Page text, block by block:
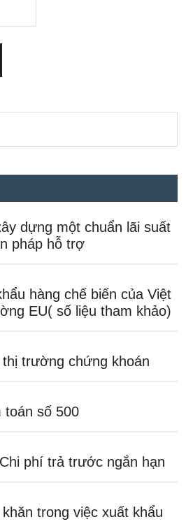
dựng một chuẩn lãi suất
pháp hỗ trợ
hàng chế biến của Việt
EU( số liệu tham khảo)
trường chứng khoán
toán số 500
phí trả trước ngắn hạn
trong việc xuất khẩu